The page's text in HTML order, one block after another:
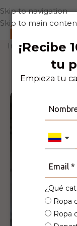
¡Recibe
tu
Empieza tu
¿Qué
Ropa
Ropa
Skip to navigation
Skip to main 0
Inicio Deporte
mismo!